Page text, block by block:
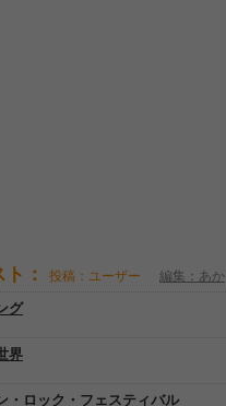
： 投稿：ユーザー 編集：あか
界
・ロック・フェスティバル
グ